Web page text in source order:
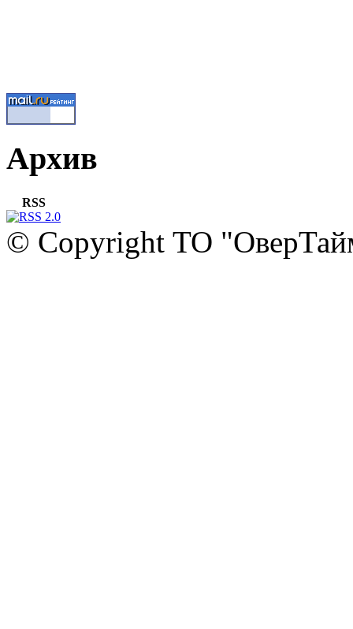
Архив
RSS
© Copyright ТО